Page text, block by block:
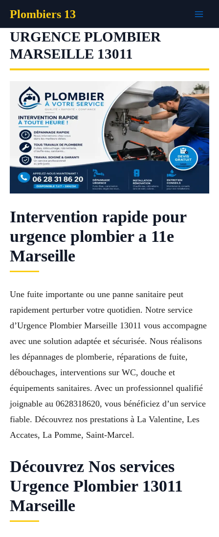
contenu
Plombiers 13
URGENCE PLOMBIER
MARSEILLE 13011
Intervention rapide pour
urgence plombier a 11e
Marseille
Une fuite importante ou une panne sanitaire peut
rapidement perturber votre quotidien. Notre service
d’Urgence Plombier Marseille 13011 vous accompagne
avec une solution adaptée et sécurisée. Nous réalisons
les dépannages de plomberie, réparations de fuite,
débouchages, interventions sur WC, douche et
équipements sanitaires. Avec un professionnel qualifié
joignable au 0628318620, vous bénéficiez d’un service
fiable. Découvrez nos prestations à La Valentine, Les
Accates, La Pomme, Saint-Marcel.
Découvrez Nos services
Urgence Plombier 13011
Marseille